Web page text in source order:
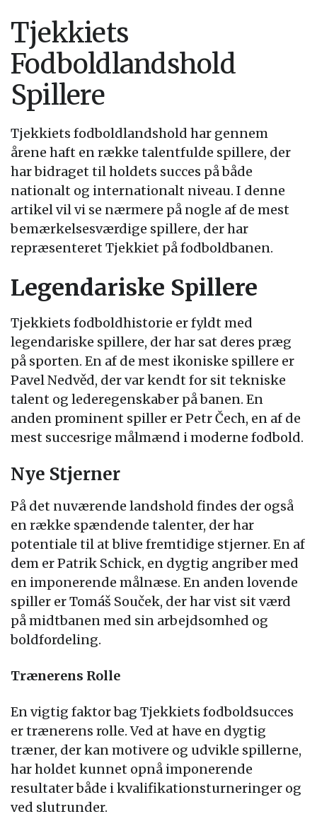
Tjekkiets
Fodboldlandshold
Spillere
Tjekkiets fodboldlandshold har gennem
årene haft en række talentfulde spillere, der
har bidraget til holdets succes på både
nationalt og internationalt niveau. I denne
artikel vil vi se nærmere på nogle af de mest
bemærkelsesværdige spillere, der har
repræsenteret Tjekkiet på fodboldbanen.
Legendariske Spillere
Tjekkiets fodboldhistorie er fyldt med
legendariske spillere, der har sat deres præg
på sporten. En af de mest ikoniske spillere er
Pavel Nedvěd, der var kendt for sit tekniske
talent og lederegenskaber på banen. En
anden prominent spiller er Petr Čech, en af de
mest succesrige målmænd i moderne fodbold.
Nye Stjerner
På det nuværende landshold findes der også
en række spændende talenter, der har
potentiale til at blive fremtidige stjerner. En af
dem er Patrik Schick, en dygtig angriber med
en imponerende målnæse. En anden lovende
spiller er Tomáš Souček, der har vist sit værd
på midtbanen med sin arbejdsomhed og
boldfordeling.
Trænerens Rolle
En vigtig faktor bag Tjekkiets fodboldsucces
er trænerens rolle. Ved at have en dygtig
træner, der kan motivere og udvikle spillerne,
har holdet kunnet opnå imponerende
resultater både i kvalifikationsturneringer og
ved slutrunder.